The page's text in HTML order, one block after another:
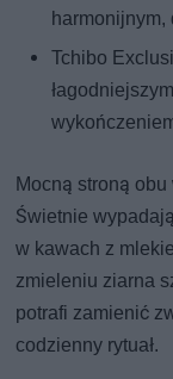
Tchibo
Mocną stroną
Świetnie
w kawach z
zmieleniu ziarna
potrafi zamienić
codzienny rytuał.